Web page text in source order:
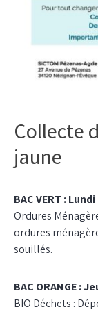
Collecte
jaune
BAC VERT :
Ordures
ordures
souillés.
BAC ORANGE :
BIO Déchets :